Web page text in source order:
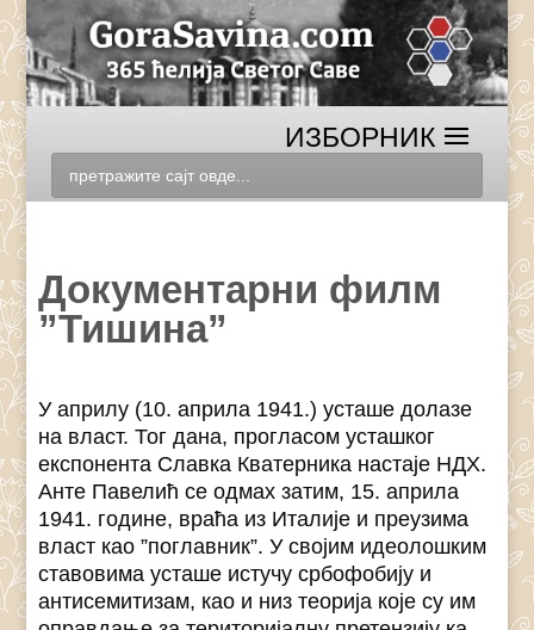
Документарни филм
”Тишина”
У априлу (10. априла 1941.) усташе долазе
на власт. Тог дана, прогласом усташког
експонента Славка Кватерника настаје НДХ.
Анте Павелић се одмах затим, 15. априла
1941. године, враћа из Италије и преузима
власт као ”поглавник”. У својим идеолошким
ставовима усташе истучу србофобију и
антисемитизам, као и низ теорија које су им